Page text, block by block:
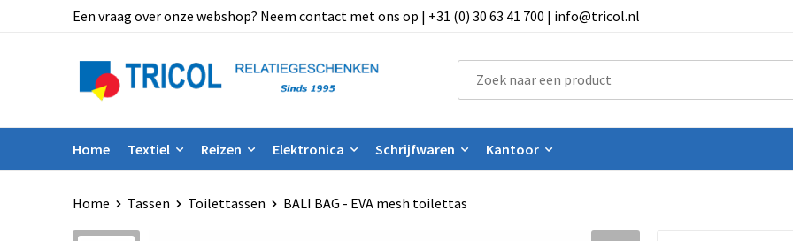
Een vraag over onze webshop? Neem contact met ons op | +31 (0) 30 63 41 700 | info@tricol.nl
Home Textiel Reizen Elektronica Schrijfwaren Kantoor
Home Tassen Toilettassen BALI BAG - EVA mesh toilettas